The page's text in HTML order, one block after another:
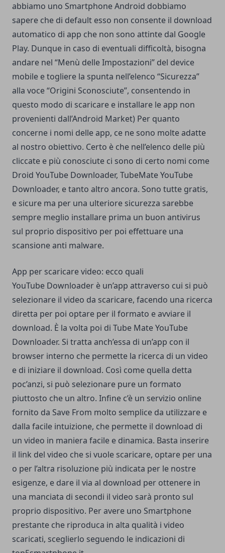
abbiamo uno Smartphone Android dobbiamo
sapere che di default esso non consente il download
automatico di app che non sono attinte dal Google
Play. Dunque in caso di eventuali difficoltà, bisogna
andare nel “Menù delle Impostazioni” del device
mobile e togliere la spunta nell’elenco “Sicurezza”
alla voce “Origini Sconosciute”, consentendo in
questo modo di scaricare e installare le app non
provenienti dall’Android Market) Per quanto
concerne i nomi delle app, ce ne sono molte adatte
al nostro obiettivo. Certo è che nell’elenco delle più
cliccate e più conosciute ci sono di certo nomi come
Droid YouTube Downloader, TubeMate YouTube
Downloader, e tanto altro ancora. Sono tutte gratis,
e sicure ma per una ulteriore sicurezza sarebbe
sempre meglio installare prima un buon antivirus
sul proprio dispositivo per poi effettuare una
scansione anti malware.
App per scaricare video: ecco quali
YouTube Downloader è un’app attraverso cui si può
selezionare il video da scaricare, facendo una ricerca
diretta per poi optare per il formato e avviare il
download. È la volta poi di Tube Mate YouTube
Downloader. Si tratta anch’essa di un’app con il
browser interno che permette la ricerca di un video
e di iniziare il download. Così come quella detta
poc’anzi, si può selezionare pure un formato
piuttosto che un altro. Infine c’è un servizio online
fornito da Save From molto semplice da utilizzare e
dalla facile intuizione, che permette il download di
un video in maniera facile e dinamica. Basta inserire
il link del video che si vuole scaricare, optare per una
o per l’altra risoluzione più indicata per le nostre
esigenze, e dare il via al download per ottenere in
una manciata di secondi il video sarà pronto sul
proprio dispositivo. Per avere uno Smartphone
prestante che riproduca in alta qualità i video
scaricati, sceglierlo seguendo le indicazioni di